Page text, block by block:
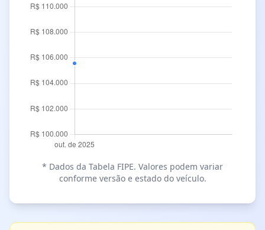
* Dados da Tabela FIPE. Valores podem variar
conforme versão e estado do veículo.